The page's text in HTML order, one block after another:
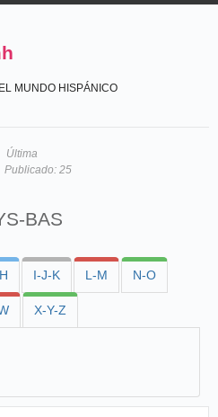
MUNDO HISPÁNICO
Última
Publicado: 25
BAS
I-J-K L-M N-O
X-Y-Z